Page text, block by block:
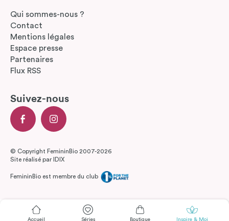
Qui sommes-nous ?
Contact
Mentions légales
Espace presse
Partenaires
Flux RSS
Suivez-nous
© Copyright FemininBio 2007-2026
Site réalisé par
IDIX
FemininBio est membre du club
Accueil Séries Boutique Inspire & Moi